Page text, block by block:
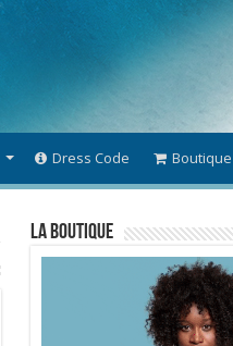
Dress Code Boutique
La Boutique